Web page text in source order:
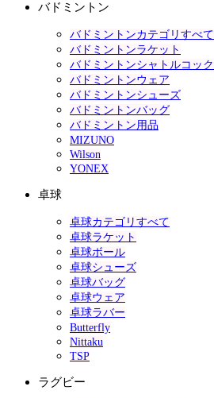
バドミントン
バドミントンカテゴリすべて
バドミントンラケット
バドミントンシャトルコック
バドミントンウェア
バドミントンシューズ
バドミントンバッグ
バドミントン用品
MIZUNO
Wilson
YONEX
卓球
卓球カテゴリすべて
卓球ラケット
卓球ボール
卓球シューズ
卓球バッグ
卓球ウェア
卓球ラバー
Butterfly
Nittaku
TSP
ラグビー